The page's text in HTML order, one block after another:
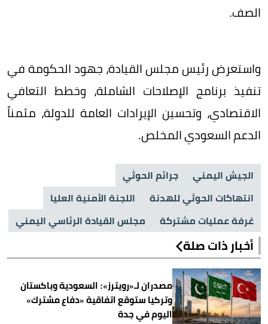
الصف.
واستعرض رئيس مجلس القيادة، جهود الحكومة في
تنفيذ برنامج الإصلاحات الشاملة، وخطط التعافي
الاقتصادي، وتحسين الإيرادات العامة للدولة، مثمناً
الدعم السعودي المخلص.
الجيش اليمني
جرائم الحوثي
انتهاكات الحوثي للهدنة
اللجنة الأمنية العليا
غرفة عمليات مشتركة
مجلس القيادة الرئاسي اليمني
أخبار ذات صلة
مصدران لـ«رويترز»: السعودية وباكستان
وتركيا ستوقع اتفاقية «دفاع مشترك»
اليوم في جدة